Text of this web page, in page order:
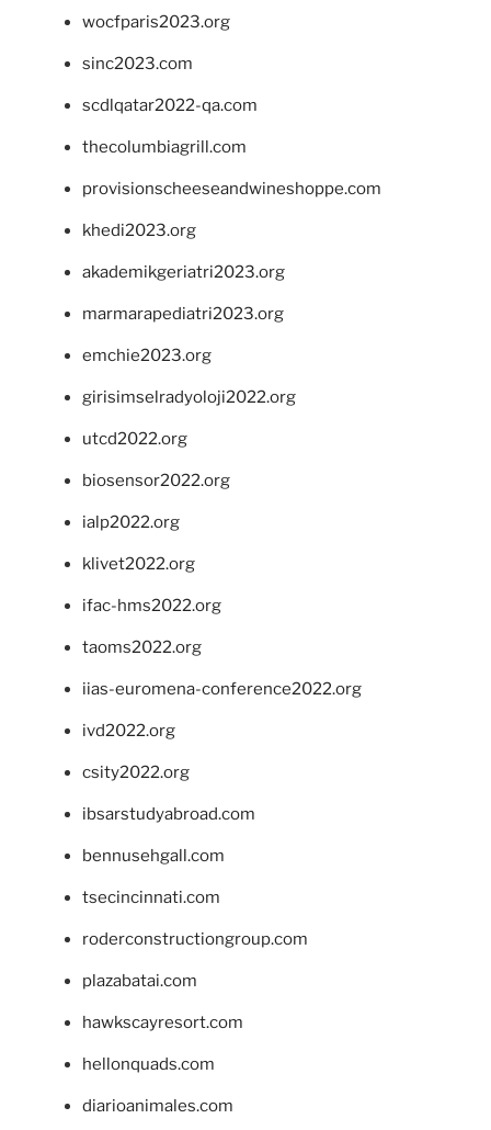
wocfparis2023.org
sinc2023.com
scdlqatar2022-qa.com
thecolumbiagrill.com
provisionscheeseandwineshoppe.com
khedi2023.org
akademikgeriatri2023.org
marmarapediatri2023.org
emchie2023.org
girisimselradyoloji2022.org
utcd2022.org
biosensor2022.org
ialp2022.org
klivet2022.org
ifac-hms2022.org
taoms2022.org
iias-euromena-conference2022.org
ivd2022.org
csity2022.org
ibsarstudyabroad.com
bennusehgall.com
tsecincinnati.com
roderconstructiongroup.com
plazabatai.com
hawkscayresort.com
hellonquads.com
diarioanimales.com